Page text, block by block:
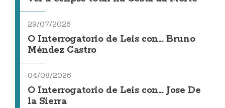
29/07/2026
O Interrogatorio de Leis con... Bruno
Méndez Castro
04/08/2026
O Interrogatorio de Leis con... Jose De
la Sierra